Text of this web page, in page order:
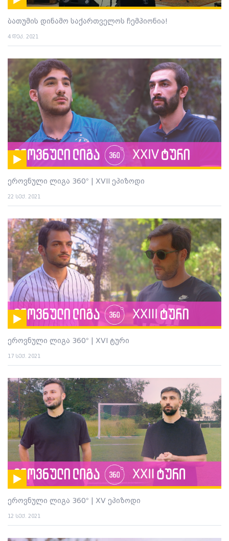
ბათუმის დინამო საქართველოს ჩემპიონია!
4 დეკ. 2021
ეროვნული ლიგა 360° | XVII ეპიზოდი
22 სექ. 2021
ეროვნული ლიგა 360° | XVI ტური
17 სექ. 2021
ეროვნული ლიგა 360° | XV ეპიზოდი
12 სექ. 2021